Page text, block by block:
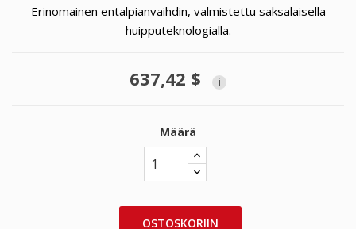
Erinomainen entalpianvaihdin, valmistettu saksalaisella
huipputeknologialla.
637,42 $ i
Määrä
OSTOSKORIIN